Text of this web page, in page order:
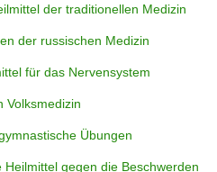
der traditionellen Medizin
der russischen Medizin
für das Nervensystem
Volksmedizin
Übungen
gegen die Beschwerden